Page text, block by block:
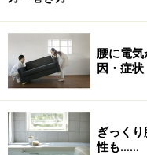
などといった、不具合
すぐの時は、患部が
を強く感じるかもしれ
で炎症が治まり、痛
です。
腰に電
因・症状
ぎっく
性も……